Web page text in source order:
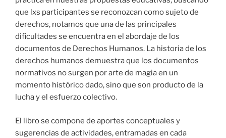
que lxs participantes se reconozcan como sujeto de
derechos, notamos que una de las principales
dificultades se encuentra en el abordaje de los
documentos de Derechos Humanos. La historia de los
derechos humanos demuestra que los documentos
normativos no surgen por arte de magia en un
momento histórico dado, sino que son producto de la
lucha y el esfuerzo colectivo.
El libro se compone de aportes conceptuales y
sugerencias de actividades, entramadas en cada